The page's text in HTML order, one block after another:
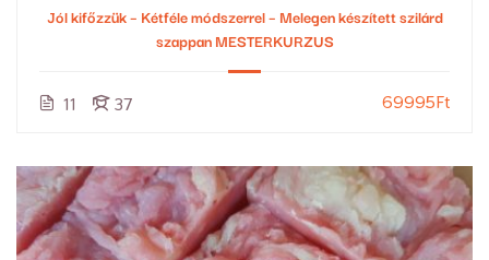
Jól kifőzzük – Kétféle módszerrel – Melegen készített szilárd
szappan MESTERKURZUS
11 37 69995Ft